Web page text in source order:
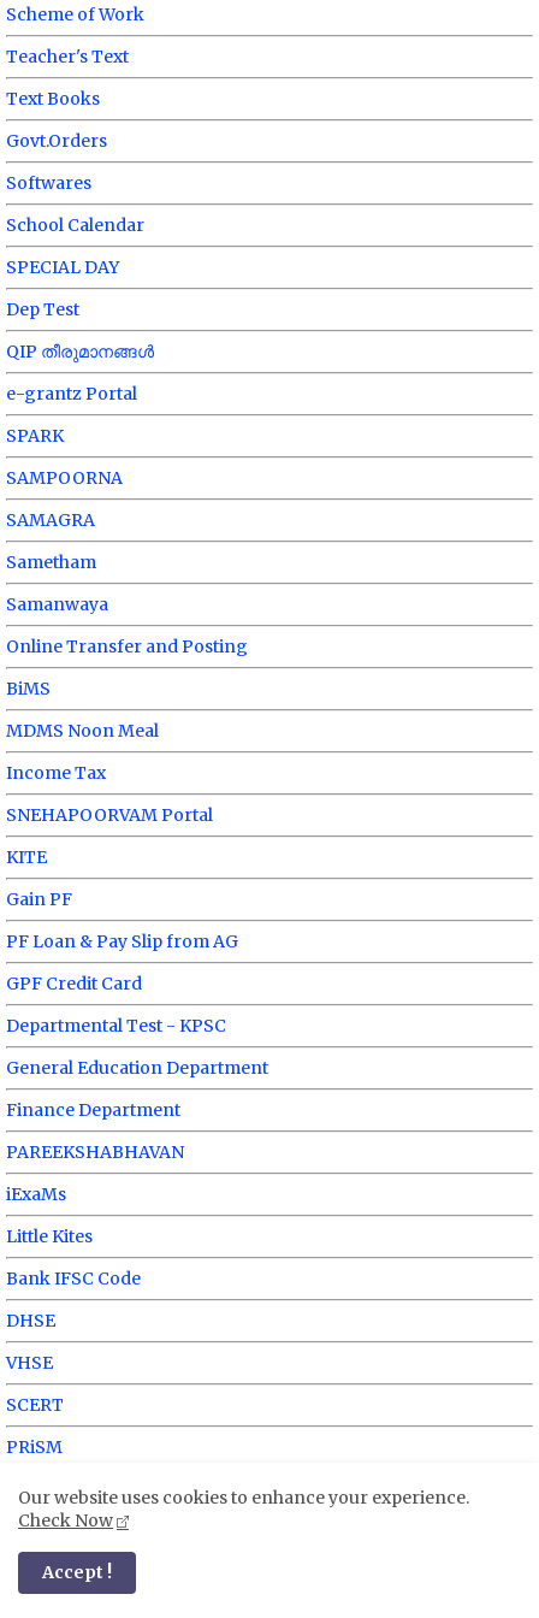
Scheme of Work
Teacher's Text
Text Books
Govt.Orders
Softwares
School Calendar
SPECIAL DAY
Dep Test
QIP തീരുമാനങ്ങൾ
e-grantz Portal
SPARK
SAMPOORNA
SAMAGRA
Sametham
Samanwaya
Online Transfer and Posting
BiMS
MDMS Noon Meal
Income Tax
SNEHAPOORVAM Portal
KITE
Gain PF
PF Loan & Pay Slip from AG
GPF Credit Card
Departmental Test - KPSC
General Education Department
Finance Department
PAREEKSHABHAVAN
iExaMs
Little Kites
Bank IFSC Code
DHSE
VHSE
SCERT
PRiSM
AG Kerala
ESTB Portal
Junior Red Cross
Our website uses cookies to enhance your experience.
Check Now
Accept !